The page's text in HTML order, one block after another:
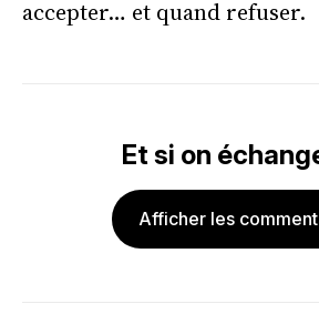
accepter… et quand refuser.
Et si on
Afficher les